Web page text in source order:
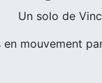
Un solo de
en mouvement